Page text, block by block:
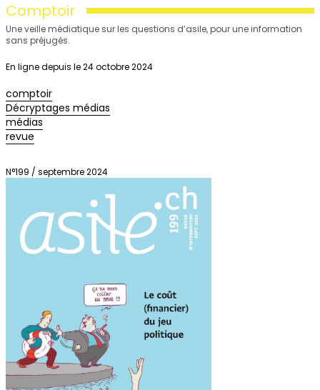
Comptoir
Une veille médiatique sur les questions d’asile, pour une information
sans préjugés.
En ligne depuis le 24 octobre 2024
comptoir
Décryptages médias
médias
revue
N°199 / septembre 2024